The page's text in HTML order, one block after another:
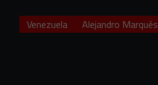
Venezuela Alejandro Marqués